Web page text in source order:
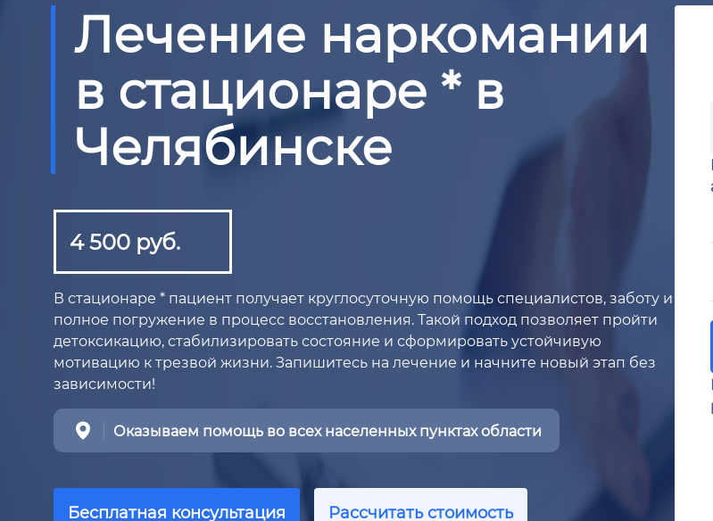
Лечение наркомании
в стационаре * в
Челябинске
4 500 руб.
В стационаре * пациент получает круглосуточную помощь специалистов, заботу и
полное погружение в процесс восстановления. Такой подход позволяет пройти
детоксикацию, стабилизировать состояние и сформировать устойчивую
мотивацию к трезвой жизни. Запишитесь на лечение и начните новый этап без
зависимости!
Оказываем помощь во всех населенных пунктах области
Бесплатная консультация Рассчитать стоимость